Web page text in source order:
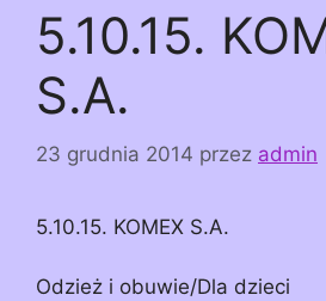
5.10.15.
S.A.
23 grudnia 2014 przez admin
5.10.15. KOMEX S.A.
Odzież i obuwie/Dla dzieci